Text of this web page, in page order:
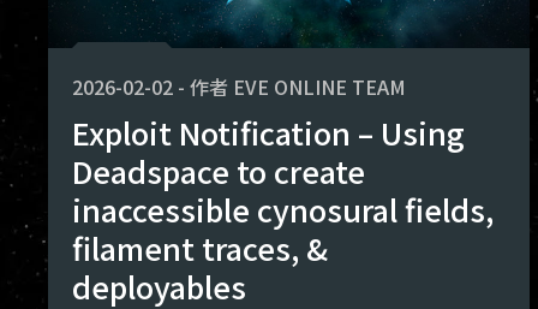
2026-02-02 - 作者 EVE ONLINE TEAM
Exploit Notification – Using
Deadspace to create
inaccessible cynosural fields,
filament traces, &
deployables